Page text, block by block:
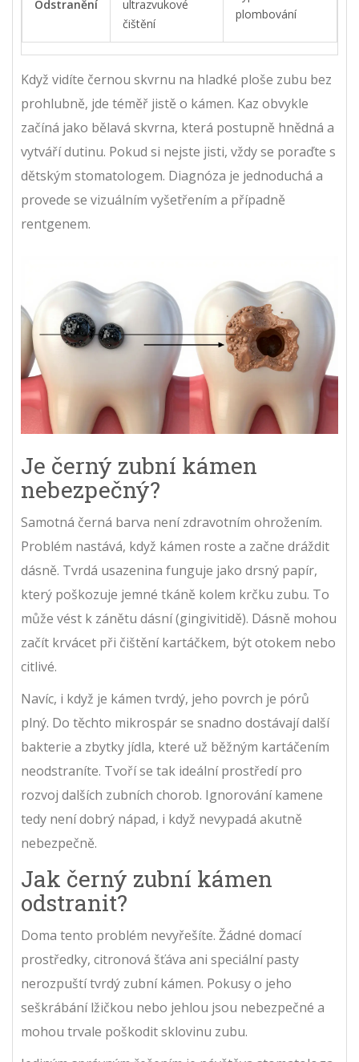
Odstranění
ultrazvukové
čištění
plombování
Když vidíte černou skvrnu na hladké ploše zubu bez
prohlubně, jde téměř jistě o kámen. Kaz obvykle
začíná jako bělavá skvrna, která postupně hnědná a
vytváří dutinu. Pokud si nejste jisti, vždy se poraďte s
dětským stomatologem. Diagnóza je jednoduchá a
provede se vizuálním vyšetřením a případně
rentgenem.
Je černý zubní kámen
nebezpečný?
Samotná černá barva není zdravotním ohrožením.
Problém nastává, když kámen roste a začne dráždit
dásně. Tvrdá usazenina funguje jako drsný papír,
který poškozuje jemné tkáně kolem krčku zubu. To
může vést k zánětu dásní (gingivitidě). Dásně mohou
začít krvácet při čištění kartáčkem, být otokem nebo
citlivé.
Navíc, i když je kámen tvrdý, jeho povrch je pórů
plný. Do těchto mikrospár se snadno dostávají další
bakterie a zbytky jídla, které už běžným kartáčením
neodstraníte. Tvoří se tak ideální prostředí pro
rozvoj dalších zubních chorob. Ignorování kamene
tedy není dobrý nápad, i když nevypadá akutně
nebezpečně.
Jak černý zubní kámen
odstranit?
Doma tento problém nevyřešíte. Žádné domací
prostředky, citronová šťáva ani speciální pasty
nerozpuští tvrdý zubní kámen. Pokusy o jeho
seškrábání lžičkou nebo jehlou jsou nebezpečné a
mohou trvale poškodit sklovinu zubu.